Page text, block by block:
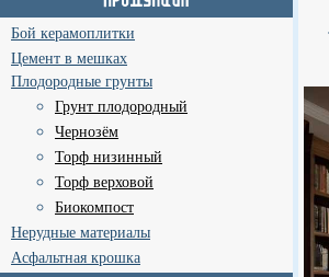
Бой керамоплитки
Цемент в мешках
Плодородные грунты
Грунт плодородный
Чернозём
Торф низинный
Торф верховой
Биокомпост
Нерудные материалы
Асфальтная крошка